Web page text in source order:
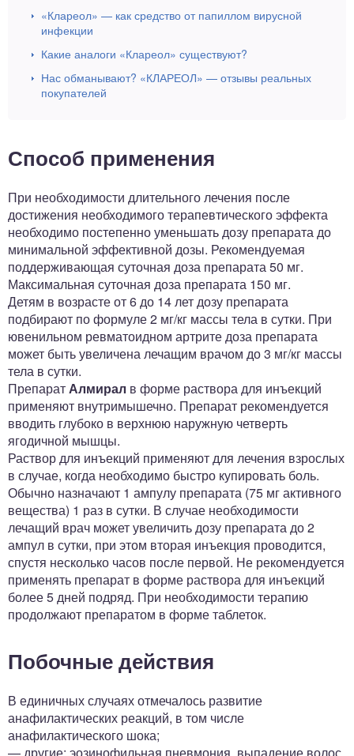
«Клареол» — как средство от папиллом вирусной
инфекции
Какие аналоги «Клареол» существуют?
Нас обманывают? «КЛАРЕОЛ» — отзывы реальных
покупателей
Способ применения
При необходимости длительного лечения после
достижения необходимого терапевтического эффекта
необходимо постепенно уменьшать дозу препарата до
минимальной эффективной дозы. Рекомендуемая
поддерживающая суточная доза препарата 50 мг.
Максимальная суточная доза препарата 150 мг.
Детям в возрасте от 6 до 14 лет дозу препарата
подбирают по формуле 2 мг/кг массы тела в сутки. При
ювенильном ревматоидном артрите доза препарата
может быть увеличена лечащим врачом до 3 мг/кг массы
тела в сутки.
ПрепаратАлмирал в форме раствора для инъекций
применяют внутримышечно. Препарат рекомендуется
вводить глубоко в верхнюю наружную четверть
ягодичной мышцы.
Раствор для инъекций применяют для лечения взрослых
в случае, когда необходимо быстро купировать боль.
Обычно назначают 1 ампулу препарата (75 мг активного
вещества) 1 раз в сутки. В случае необходимости
лечащий врач может увеличить дозу препарата до 2
ампул в сутки, при этом вторая инъекция проводится,
спустя несколько часов после первой. Не рекомендуется
применять препарат в форме раствора для инъекций
более 5 дней подряд. При необходимости терапию
продолжают препаратом в форме таблеток.
Побочные действия
В единичных случаях отмечалось развитие
анафилактических реакций, в том числе
анафилактического шока;